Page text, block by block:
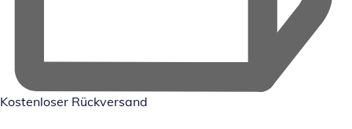
Kostenloser Rückversand